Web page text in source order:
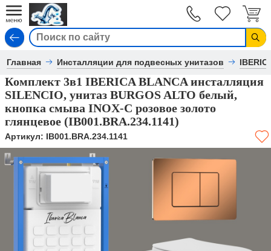
Главная Инсталляции для подвесных унитазов
Комплект 3в1 IBERICA BLANCA инсталляция
SILENCIO, унитаз BURGOS ALTO белый,
кнопка смыва INOX-C розовое золото
глянцевое (IB001.BRA.234.1141)
Артикул: IB001.BRA.234.1141